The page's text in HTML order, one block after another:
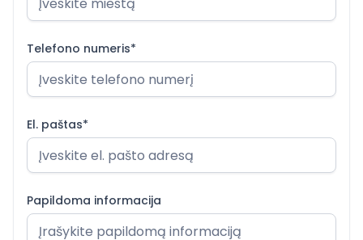
Telefono numeris*
El. paštas*
Papildoma informacija